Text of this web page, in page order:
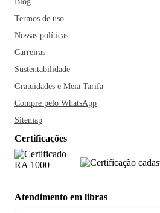
Termos de uso
Nossas políticas
Carreiras
Sustentabilidade
Gratuidades e Meia Tarifa
Compre pelo WhatsApp
Sitemap
Certificações
Atendimento em libras